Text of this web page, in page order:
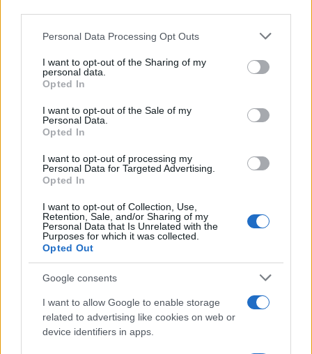
Please note that this website/app uses one or more Google
not limited to your visit or usage behaviour. You may click to
grant or deny consent to Google and its third-party tags to
use your data for below specified purposes in below Google
consent section.
Personal Data Processing Opt Outs
I want to opt-out of the Sharing of my
personal data.
Opted In
I want to opt-out of the Sale of my
Personal Data.
Opted In
I want to opt-out of processing my
Personal Data for Targeted Advertising.
Opted In
I want to opt-out of Collection, Use,
Retention, Sale, and/or Sharing of my
Personal Data that Is Unrelated with the
Purposes for which it was collected.
Opted Out
Google consents
I want to allow Google to enable storage
related to advertising like cookies on web or
device identifiers in apps.
την ανάπτυξη συνεργασιών
ΑΕΙ και εκπαιδευτικών
ΙΚΥ: 10 υποτροφίες για
μεταπτυχιακές σπουδές στο
11/06/2022 - 10:37
IKY – Πανεπιστήμια: Ποιοί
φοιτητές δικαιούνται μέχρι και
14/04/2022 - 09:40